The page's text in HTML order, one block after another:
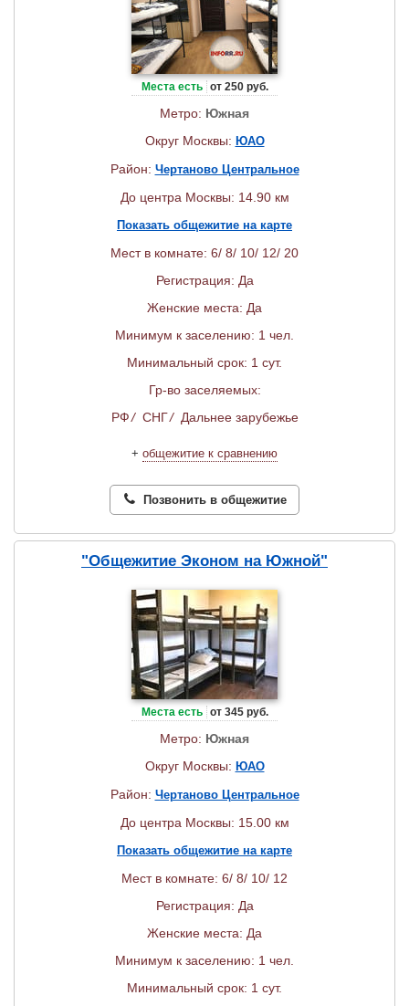
Места есть от 250 руб.
Метро: Южная
Округ Москвы: ЮАО
Район: Чертаново Центральное
До центра Москвы: 14.90 км
Показать общежитие на карте
Мест в комнате: 6/ 8/ 10/ 12/ 20
Регистрация: Да
Женские места: Да
Минимум к заселению: 1 чел.
Минимальный срок: 1 сут.
Гр-во заселяемых:
РФ/ СНГ/ Дальнее зарубежье
+ общежитие к сравнению
Позвонить в общежитие
"Общежитие Эконом на Южной"
Места есть от 345 руб.
Метро: Южная
Округ Москвы: ЮАО
Район: Чертаново Центральное
До центра Москвы: 15.00 км
Показать общежитие на карте
Мест в комнате: 6/ 8/ 10/ 12
Регистрация: Да
Женские места: Да
Минимум к заселению: 1 чел.
Минимальный срок: 1 сут.